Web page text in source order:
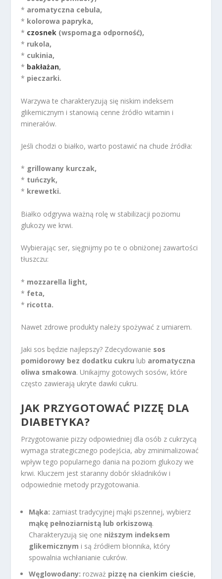
* aromatyczna cebula,
* kolorowa papryka,
* czosnek (wspomaga odporność),
* rukola,
* cukinia,
* bakłażan,
* pieczarki.
Warzywa te charakteryzują się niskim indeksem
glikemicznym i stanowią cenne źródło witamin i
minerałów.
Jeśli chodzi o białko, warto postawić na chude źródła:
* grillowany kurczak,
* tuńczyk,
* krewetki.
Białko odgrywa ważną rolę w stabilizacji poziomu
glukozy we krwi.
Wybierając ser, sięgnijmy po te o obniżonej zawartości
tłuszczu:
* mozzarella light,
* feta,
* ricotta.
Nawet zdrowe produkty należy spożywać z umiarem.
Jaki sos będzie najlepszy? Zdecydowanie sos
pomidorowy bez dodatku cukru lub aromatyczna
oliwa smakowa. Unikajmy gotowych sosów, które
często zawierają ukryte dawki cukru.
JAK PRZYGOTOWAĆ PIZZĘ DLA
DIABETYKA?
Przygotowanie pizzy odpowiedniej dla osób z cukrzycą
wymaga strategicznego podejścia, aby zminimalizować
wpływ tego popularnego dania na poziom glukozy we
krwi. Kluczem jest staranny dobór składników i
odpowiednie metody przygotowania.
Mąka: zamiast tradycyjnej mąki pszennej, wybierz
mąkę pełnoziarnistą lub orkiszową.
Charakteryzują się one niższym indeksem
glikemicznym i są źródłem błonnika, który
spowalnia wchłanianie cukrów.
Węglowodany: rozważ pizzę na cienkim cieście,